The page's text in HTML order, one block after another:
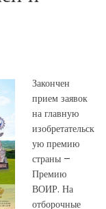
Закончен
прием заявок
на главную
изобретательск
ую премию
страны –
Премию
ВОИР. На
отборочные